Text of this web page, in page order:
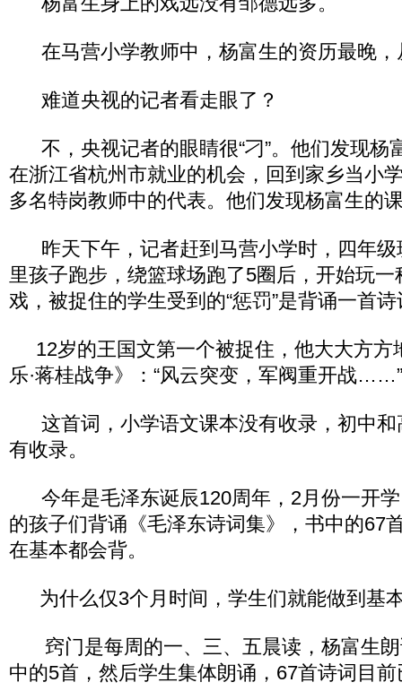
在马营小学教师中，杨富生的资历最晚，
难道央视的记者看走眼了？
不，央视记者的眼睛很“刁”。他们发现杨
在浙江省杭州市就业的机会，回到家乡当小
多名特岗教师中的代表。他们发现杨富生的
昨天下午，记者赶到马营小学时，四年级
里孩子跑步，绕篮球场跑了5圈后，开始玩一
戏，被捉住的学生受到的“惩罚”是背诵一首
12岁的王国文第一个被捉住，他大大方方
乐·蒋桂战争》：“风云突变，军阀重开战……”
这首词，小学语文课本没有收录，初中和
有收录。
今年是毛泽东诞辰120周年，2月份一开学
的孩子们背诵《毛泽东诗词集》，书中的67
在基本都会背。
为什么仅3个月时间，学生们就能做到基
窍门是每周的一、三、五晨读，杨富生朗
中的5首，然后学生集体朗诵，67首诗词目